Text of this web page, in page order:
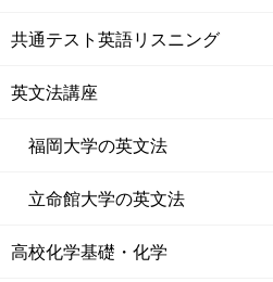
共通テスト英語リスニング
英文法講座
福岡大学の英文法
立命館大学の英文法
高校化学基礎・化学